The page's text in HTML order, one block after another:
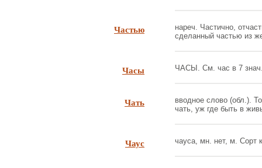
Частью
нареч. Частично,
сделанный частью из
Часы ЧАСЫ. См. час в 7
Чать
вводное слово (обл.).
чать, уж где быть в
Чаус чауса, мн. нет, м. Сорт